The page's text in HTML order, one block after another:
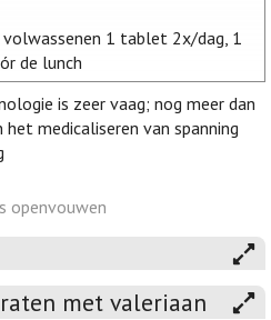
1 tablet 2x/dag, 1
de lunch
is zeer vaag; nog meer dan
medicaliseren van spanning
openvouwen
met valeriaan